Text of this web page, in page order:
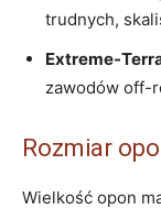
‌trudnych,
Extreme-
zawodów off-
Rozmiar
Wielkość ‍opon